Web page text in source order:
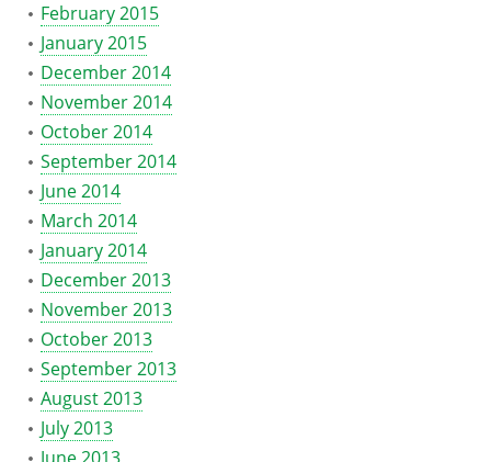
February 2015
January 2015
December 2014
November 2014
October 2014
September 2014
June 2014
March 2014
January 2014
December 2013
November 2013
October 2013
September 2013
August 2013
July 2013